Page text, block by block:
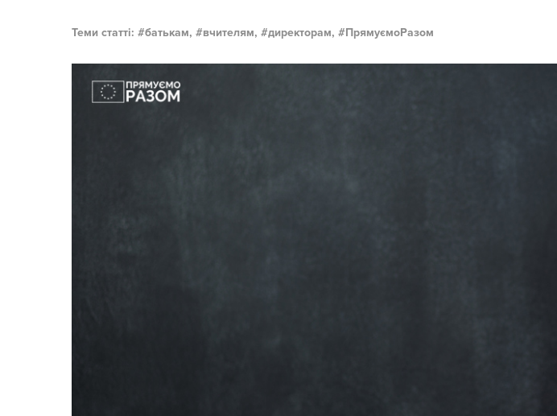
Теми статті: батькам, вчителям, директорам, ПрямуємоРазом